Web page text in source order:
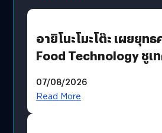
อายิโนะโมะโต๊ะ เผยยุท
Food Technology ชูเ
บริโภคและ B2B
07/08/2026
Read More